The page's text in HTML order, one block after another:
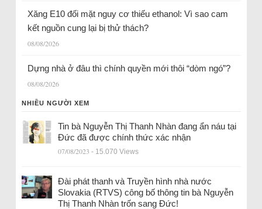
Xăng E10 đối mặt nguy cơ thiếu ethanol: Vì sao cam
kết nguồn cung lại bị thử thách?
08/08/2026
Dựng nhà ở đâu thì chính quyền mới thôi “dòm ngó”?
08/08/2026
NHIỀU NGƯỜI XEM
Tin bà Nguyễn Thị Thanh Nhàn đang ẩn náu tại
Đức đã được chính thức xác nhận
07/08/2023 - 15.070 Views
Đài phát thanh và Truyền hình nhà nước
Slovakia (RTVS) công bố thông tin bà Nguyễn
Thị Thanh Nhàn trốn sang Đức!